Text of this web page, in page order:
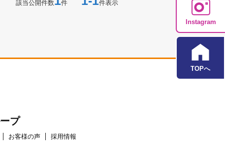
該当公開件数 件 件表示
プ
お客様の声 採用情報
Instagram
TOPへ